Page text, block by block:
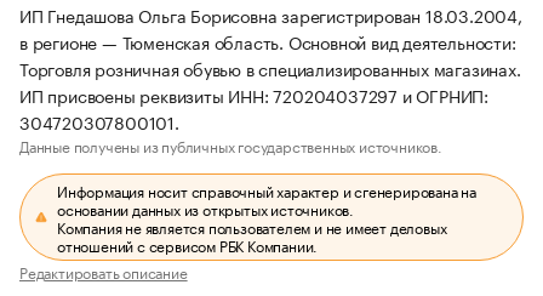
ИП Гнедашова Ольга Борисовна зарегистрирован 18.03.2004,
в регионе — Тюменская область. Основной вид деятельности:
Торговля розничная обувью в специализированных магазинах.
ИП присвоены реквизиты ИНН: 720204037297 и ОГРНИП:
304720307800101.
Данные получены из публичных государственных источников.
Информация носит справочный характер и сгенерирована на
основании данных из открытых источников.
Компания не является пользователем и не имеет деловых
отношений с сервисом РБК Компании.
Редактировать описание